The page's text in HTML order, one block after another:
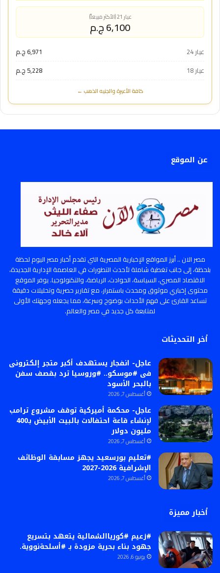
عيار 21 (الأكثر مبيعاً)
6,100 ج.م
عيار 24
6,971 ج.م
عيار 18
5,228 ج.م
كافة الأعيرة والجنيه الذهب ←
عن الموقع
مصر الان .. أبرز المواقع الإخبارية المصرية التي تقدم أخبار مصر اليوم لحظة
بلحظة، إلى جانب تغطية شاملة لأحدث التطورات في العاصمة الإدارية الجديدة،
الاقتصاد المصري، السياسة، الحوادث، الرياضة، والتكنولوجيا. يوفر الموقع
محتوى إخباري موثوق ومحدث باستمرار، مع تقارير حصرية وتحليلات دقيقة
تساعد القارئ على فهم الأحداث بوضوح وسرعة، مما يجعله وجهتك الأولى
لمتابعة كل جديد في مصر والعالم.
أخر التحديثات
عاجل- انفجار يستهدف أكبر متجر إلكترونى
فى #موسكو.. #وروسيا ترد بقصف سفن
بالبحر الأسود
أغسطس 7, 2026
عاجل- محكمة أميركية توقف مشروع ترامب
لإنشاء قاعة احتفالات بالبيت الأبيض بـ400
مليون دولار
أغسطس 7, 2026
#تعليم بورسعيد يجهز مسابقة الوظائف
الإشرافية 2026-2027
أغسطس 7, 2026
أخبار مميزة
#زعيم #كورياالشمالية يتعهد بتسريع
جهود بناء بحرية مزودة بـ #أسلحةنووية.
يونيو 6, 2026